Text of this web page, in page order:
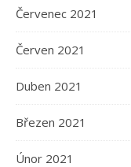
Červenec 2021
Červen 2021
Duben 2021
Březen 2021
Únor 2021